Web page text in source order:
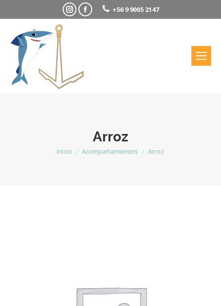
InstagramFacebook+56 9 9005 2147
Arroz
Inicio Acompañamientos Arroz